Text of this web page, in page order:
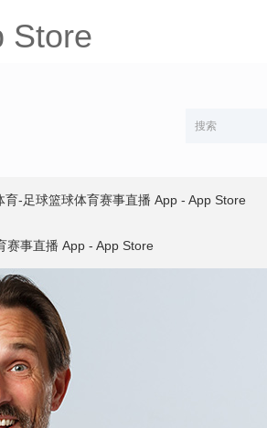
Store
育-足球篮球体育赛事直播 App - App Store
赛事直播 App - App Store